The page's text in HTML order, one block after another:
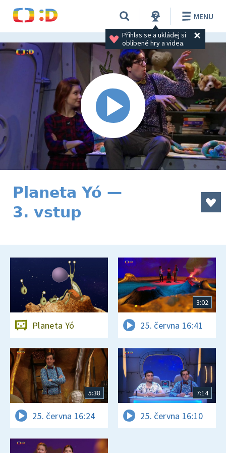
Přihlas se a ukládej si
oblíbené hry a videa.
MENU
Planeta Yó —
3. vstup
Planeta Yó
3:02
25. června 16:41
5:38
25. června 16:24
7:14
25. června 16:10